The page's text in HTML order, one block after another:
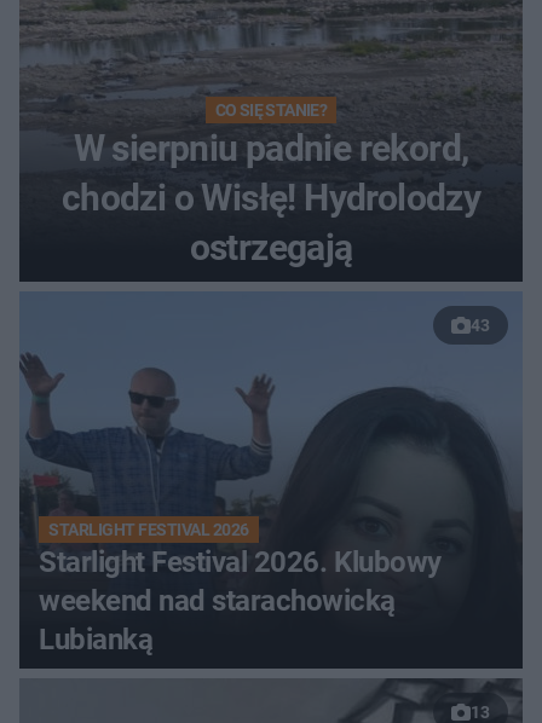
CO SIĘ STANIE?
W sierpniu padnie rekord,
chodzi o Wisłę! Hydrolodzy
ostrzegają
43
STARLIGHT FESTIVAL 2026
Starlight Festival 2026. Klubowy
weekend nad starachowicką
Lubianką
13